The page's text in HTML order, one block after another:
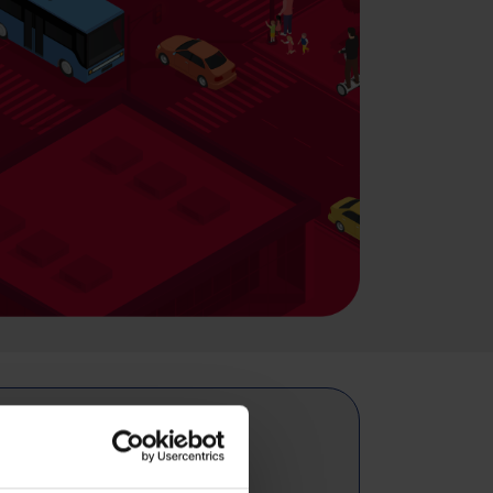
NYOMULÓ"